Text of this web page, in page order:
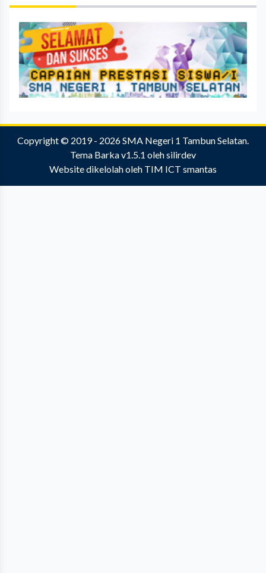
Copyright © 2019 - 2026SMA Negeri 1 Tambun Selatan.
Tema Barka v1.5.1 olehsilirdev
Website dikelolah oleh TIM ICT smantas